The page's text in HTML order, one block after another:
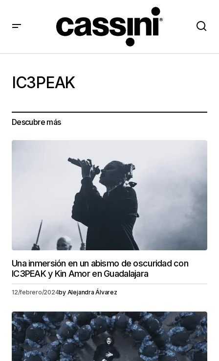
IC3PEAK
Descubre más
Una inmersión en un abismo de oscuridad con
IC3PEAK y Kin Amor en Guadalajara
12/febrero/2024by Alejandra Álvarez